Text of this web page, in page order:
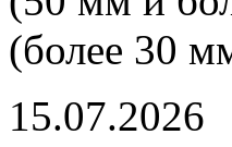
(более 30
15.07.2026